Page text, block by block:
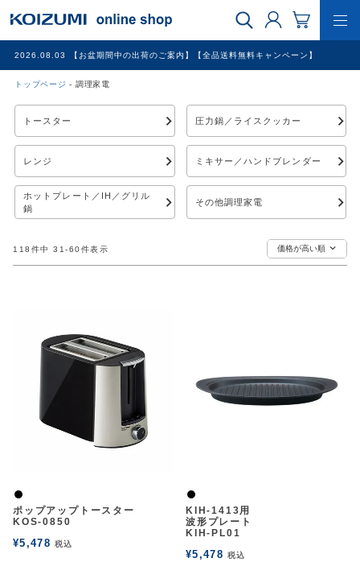
2026.08.03 【お盆期間中の出荷のご案内】【全品送料無料キャンペーン】
トップページ 調理家電
理美容家電
調理家電
アウトレットSALE
ブログ
ログイン
トースター 圧力鍋／ライスクッカー
レンジ ミキサー／ハンドブレンダー
ホットプレート／IH／グリル
鍋
その他調理家電
価格が高い順
118 件中 31 -60件表示
黒
ポップアップトースター
KOS-0850
¥5,478 税込
黒
KIH-1413用
波形プレート
KIH-PL01
¥5,478 税込